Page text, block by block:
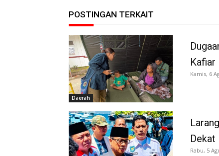
POSTINGAN TERKAIT
Daerah
Kafiar
Kamis, 6
Dekat
Rabu, 5